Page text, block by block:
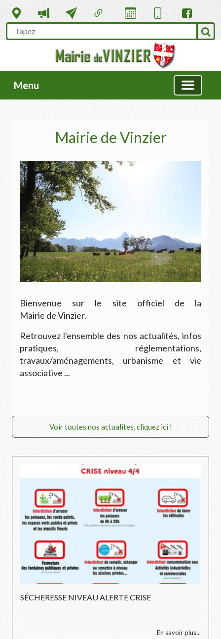
Menu
Mairie de Vinzier
Bienvenue sur le site officiel de la
Mairie de Vinzier.
Retrouvez l'ensemble des nos actualités, infos
pratiques, réglementations,
travaux/aménagements, urbanisme et vie
associative ...
Voir toutes nos actualites, cliquez ici !
SÉCHERESSE NIVEAU ALERTE CRISE
En savoir plus...